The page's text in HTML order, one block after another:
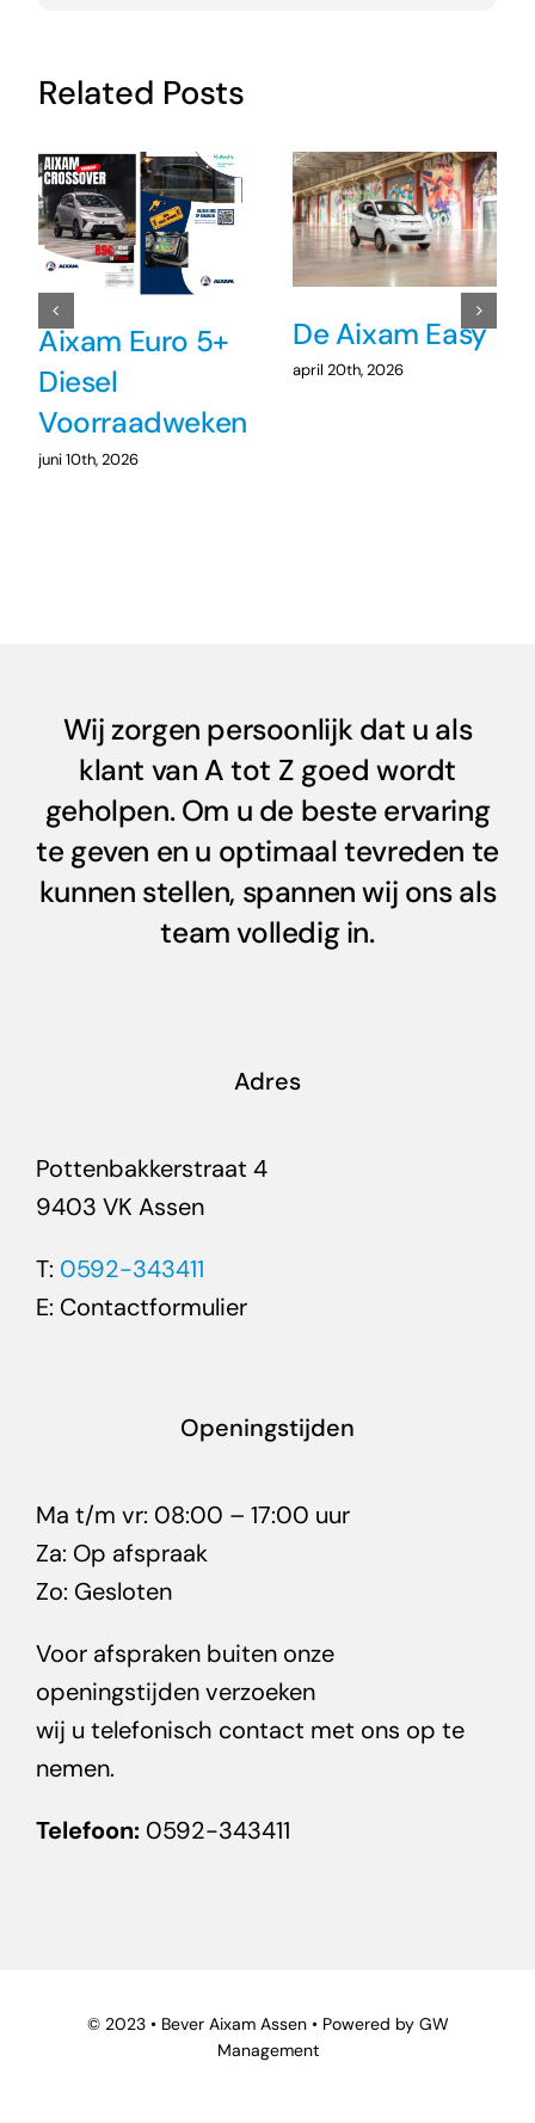
Related Posts
Aixam Euro 5+
Diesel
Voorraadweken
juni 10th, 2026
De Aixam Easy
april 20th, 2026
Wij zorgen persoonlijk dat u als
klant van A tot Z goed wordt
geholpen. Om u de beste ervaring
te geven en u optimaal tevreden te
kunnen stellen, spannen wij ons als
team volledig in.
Adres
Pottenbakkerstraat 4
9403 VK Assen
T: 0592-343411
E: Contactformulier
Openingstijden
Ma t/m vr: 08:00 – 17:00 uur
Za: Op afspraak
Zo: Gesloten
Voor afspraken buiten onze
openingstijden verzoeken
wij u telefonisch contact met ons op te
nemen.
Telefoon:0592-343411
© 2023 • Bever Aixam Assen • Powered by GW
Management